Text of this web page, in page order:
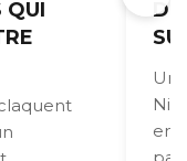
QUI
Un